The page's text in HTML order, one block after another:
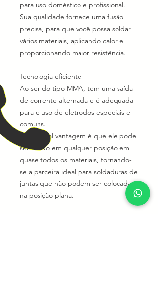
para uso doméstico e profissional.
Sua qualidade fornece uma fusão
precisa, para que você possa soldar
vários materiais, aplicando calor e
proporcionando maior resistência.
Tecnologia eficiente
Ao ser do tipo MMA, tem uma saída
de corrente alternada e é adequada
para o uso de eletrodos especiais e
comuns.
A principal vantagem é que ele pode
ser usado em qualquer posição em
quase todos os materiais, tornando-
se a parceira ideal para soldaduras de
juntas que não podem ser colocadas
na posição plana.